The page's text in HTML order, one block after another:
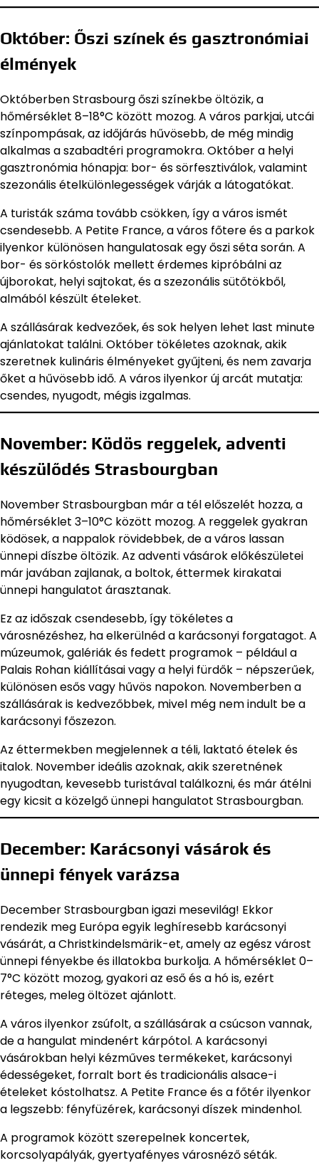
Október: Őszi színek és gasztronómiai
élmények
Októberben Strasbourg őszi színekbe öltözik, a
hőmérséklet 8–18°C között mozog. A város parkjai, utcái
színpompásak, az időjárás hűvösebb, de még mindig
alkalmas a szabadtéri programokra. Október a helyi
gasztronómia hónapja: bor- és sörfesztiválok, valamint
szezonális ételkülönlegességek várják a látogatókat.
A turisták száma tovább csökken, így a város ismét
csendesebb. A Petite France, a város főtere és a parkok
ilyenkor különösen hangulatosak egy őszi séta során. A
bor- és sörkóstolók mellett érdemes kipróbálni az
újborokat, helyi sajtokat, és a szezonális sütőtökből,
almából készült ételeket.
A szállásárak kedvezőek, és sok helyen lehet last minute
ajánlatokat találni. Október tökéletes azoknak, akik
szeretnek kulináris élményeket gyűjteni, és nem zavarja
őket a hűvösebb idő. A város ilyenkor új arcát mutatja:
csendes, nyugodt, mégis izgalmas.
November: Ködös reggelek, adventi
készülődés Strasbourgban
November Strasbourgban már a tél előszelét hozza, a
hőmérséklet 3–10°C között mozog. A reggelek gyakran
ködösek, a nappalok rövidebbek, de a város lassan
ünnepi díszbe öltözik. Az adventi vásárok előkészületei
már javában zajlanak, a boltok, éttermek kirakatai
ünnepi hangulatot árasztanak.
Ez az időszak csendesebb, így tökéletes a
városnézéshez, ha elkerülnéd a karácsonyi forgatagot. A
múzeumok, galériák és fedett programok – például a
Palais Rohan kiállításai vagy a helyi fürdők – népszerűek,
különösen esős vagy hűvös napokon. Novemberben a
szállásárak is kedvezőbbek, mivel még nem indult be a
karácsonyi főszezon.
Az éttermekben megjelennek a téli, laktató ételek és
italok. November ideális azoknak, akik szeretnének
nyugodtan, kevesebb turistával találkozni, és már átélni
egy kicsit a közelgő ünnepi hangulatot Strasbourgban.
December: Karácsonyi vásárok és
ünnepi fények varázsa
December Strasbourgban igazi mesevilág! Ekkor
rendezik meg Európa egyik leghíresebb karácsonyi
vásárát, a Christkindelsmärik-et, amely az egész várost
ünnepi fényekbe és illatokba burkolja. A hőmérséklet 0–
7°C között mozog, gyakori az eső és a hó is, ezért
réteges, meleg öltözet ajánlott.
A város ilyenkor zsúfolt, a szállásárak a csúcson vannak,
de a hangulat mindenért kárpótol. A karácsonyi
vásárokban helyi kézműves termékeket, karácsonyi
édességeket, forralt bort és tradicionális alsace-i
ételeket kóstolhatsz. A Petite France és a főtér ilyenkor
a legszebb: fényfüzérek, karácsonyi díszek mindenhol.
A programok között szerepelnek koncertek,
korcsolyapályák, gyertyafényes városnéző séták.